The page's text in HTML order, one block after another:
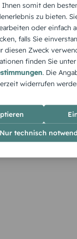
gelaunt: Diese
richtig für
mit deinem eigenen
somit den
zu bieten.
oder einfach
falls Sie
diesen Zweck
finden Sie unter
. Die
widerrufen
Nur technisch